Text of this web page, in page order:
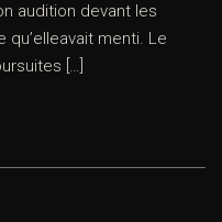
audition devant les
menti. Le
[…]